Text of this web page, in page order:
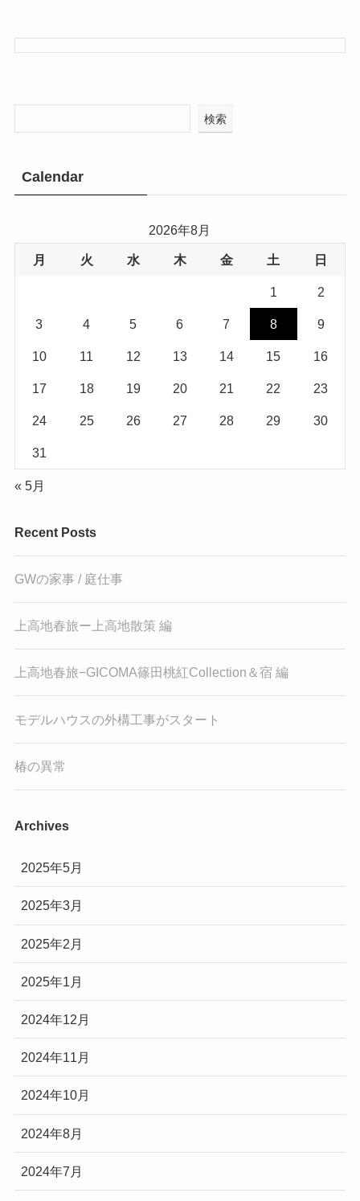
検索
Calendar
2026年8月
月 火 水 木 金 土 日
1 2
3 4 5 6 7 8 9
10 11 12 13 14 15 16
17 18 19 20 21 22 23
24 25 26 27 28 29 30
31
« 5月
Recent Posts
GWの家事 / 庭仕事
上高地春旅ー上高地散策 編
上高地春旅−GICOMA篠田桃紅Collection＆宿 編
モデルハウスの外構工事がスタート
椿の異常
Archives
2025年5月
2025年3月
2025年2月
2025年1月
2024年12月
2024年11月
2024年10月
2024年8月
2024年7月